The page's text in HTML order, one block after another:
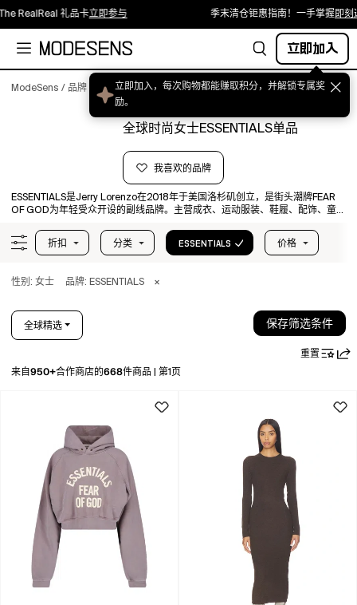
礼品卡立即参与 季末清仓钜惠指南！一手掌握 即刻选购
立即加入
ModeSens / 品牌 Essentials
全球时尚女士ESSENTIALS单品
我喜欢的品牌
ESSENTIALS是Jerry Lorenzo在2018年于美国洛杉矶创立，是街头潮牌FEAR
OF GOD为年轻受众开设的副线品牌。主营成衣、运动服装、鞋履、配饰、童装
ESSENTIALS在设计上绕开了街头服饰向来推崇的浮夸徽标，通过以简洁的徽标
点缀T恤和卫衣等单品，整体设计偏向极简的美式街头风格，单品多以基础款、
格相比主线FEAR OF GOD也比较亲民。
折扣 分类 ESSENTIALS 价格
性别: 女士 品牌: ESSENTIALS ×
全球精选
来自950+合作商店的668件商品 第1页
保存筛选条件
重置
立即加入，每次购物都能赚取积分，并解锁专属奖
励。